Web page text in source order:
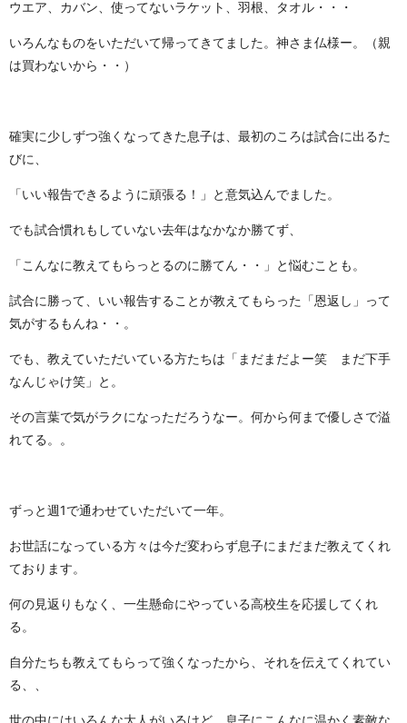
ウエア、カバン、使ってないラケット、羽根、タオル・・・
いろんなものをいただいて帰ってきてました。神さま仏様ー。（親
は買わないから・・）
確実に少しずつ強くなってきた息子は、最初のころは試合に出るた
びに、
「いい報告できるように頑張る！」と意気込んでました。
でも試合慣れもしていない去年はなかなか勝てず、
「こんなに教えてもらっとるのに勝てん・・」と悩むことも。
試合に勝って、いい報告することが教えてもらった「恩返し」って
気がするもんね・・。
でも、教えていただいている方たちは「まだまだよー笑 まだ下手
なんじゃけ笑」と。
その言葉で気がラクになっただろうなー。何から何まで優しさで溢
れてる。。
ずっと週1で通わせていただいて一年。
お世話になっている方々は今だ変わらず息子にまだまだ教えてくれ
ております。
何の見返りもなく、一生懸命にやっている高校生を応援してくれ
る。
自分たちも教えてもらって強くなったから、それを伝えてくれてい
る、、
世の中にはいろんな大人がいるけど、息子にこんなに温かく素敵な